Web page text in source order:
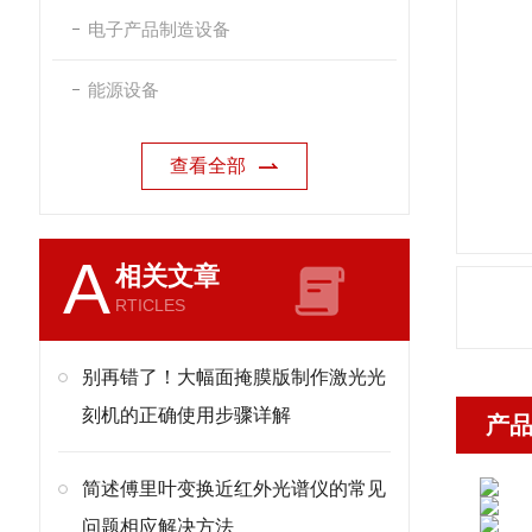
电子产品制造设备
能源设备
查看全部
A相关文章
RTICLES
别再错了！大幅面掩膜版制作激光光
刻机的正确使用步骤详解
简述傅里叶变换近红外光谱仪的常见
问题相应解决方法
产